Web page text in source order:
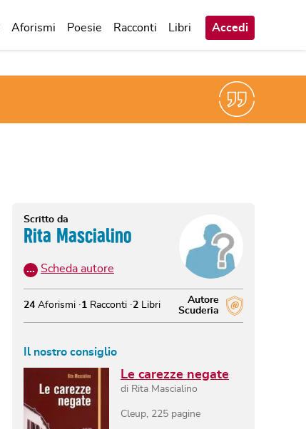
Aforismi Poesie Racconti Libri Accedi
Scritto da
Rita Mascialino
… Scheda autore
Autore
Scuderia
24 Aforismi 1 Racconti 2 Libri
Il nostro consiglio
Le carezze negate
di Rita Mascialino
Cleup 225 pagine